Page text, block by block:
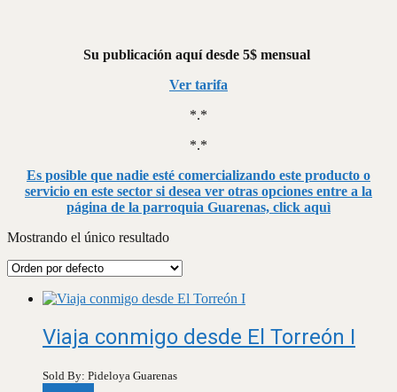
Su publicación aquí desde 5$ mensual
Ver tarifa
*.*
*.*
Es posible que nadie esté comercializando este producto o
servicio en este sector si desea ver otras opciones entre a la
página de la parroquia Guarenas, click aquì
Mostrando el único resultado
Viaja conmigo desde El Torreón I
Sold By: Pideloya Guarenas